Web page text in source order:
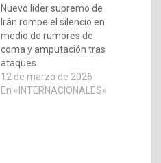
Nuevo líder supremo de
Irán rompe el silencio en
medio de rumores de
coma y amputación tras
ataques
12 de marzo de 2026
En «INTERNACIONALES»